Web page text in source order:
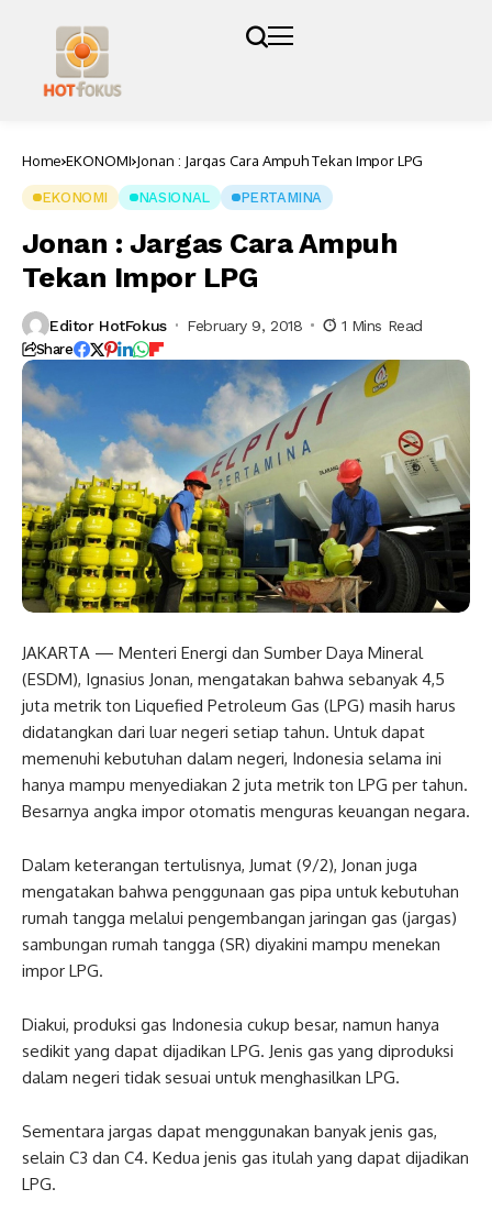
Home EKONOMI Jonan : Jargas Cara Ampuh Tekan Impor LPG
EKONOMI NASIONAL PERTAMINA
Jonan : Jargas Cara Ampuh
Tekan Impor LPG
Editor HotFokus February 9, 2018 1 Mins Read
Share
JAKARTA — Menteri Energi dan Sumber Daya Mineral
(ESDM), Ignasius Jonan, mengatakan bahwa sebanyak 4,5
juta metrik ton Liquefied Petroleum Gas (LPG) masih harus
didatangkan dari luar negeri setiap tahun. Untuk dapat
memenuhi kebutuhan dalam negeri, Indonesia selama ini
hanya mampu menyediakan 2 juta metrik ton LPG per tahun.
Besarnya angka impor otomatis menguras keuangan negara.
Dalam keterangan tertulisnya, Jumat (9/2), Jonan juga
mengatakan bahwa penggunaan gas pipa untuk kebutuhan
rumah tangga melalui pengembangan jaringan gas (jargas)
sambungan rumah tangga (SR) diyakini mampu menekan
impor LPG.
Diakui, produksi gas Indonesia cukup besar, namun hanya
sedikit yang dapat dijadikan LPG. Jenis gas yang diproduksi
dalam negeri tidak sesuai untuk menghasilkan LPG.
Sementara jargas dapat menggunakan banyak jenis gas,
selain C3 dan C4. Kedua jenis gas itulah yang dapat dijadikan
LPG.